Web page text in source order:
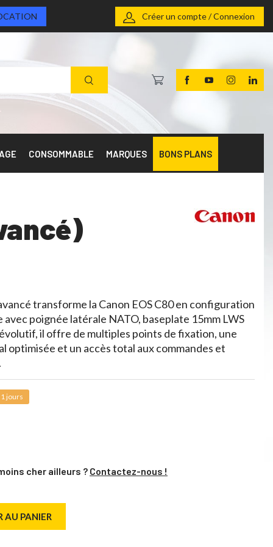
Créer un compte / Connexion
CONSOMMABLE MARQUES BONS PLANS
transforme la Canon EOS C80 en configuration
poignée latérale NATO, baseplate 15mm LWS
il offre de multiples points de fixation, une
et un accès total aux commandes et
jours
cher ailleurs ? Contactez-nous !
AU PANIER